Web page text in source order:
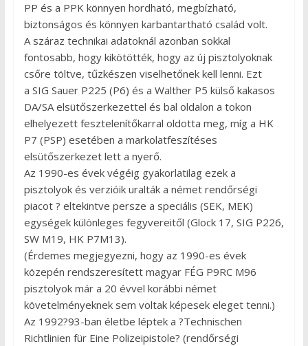
PP és a PPK könnyen hordható, megbízható,
biztonságos és könnyen karbantartható család volt.
A száraz technikai adatoknál azonban sokkal
fontosabb, hogy kikötötték, hogy az új pisztolyoknak
csőre töltve, tűzkészen viselhetőnek kell lenni. Ezt
a SIG Sauer P225 (P6) és a Walther P5 külső kakasos
DA/SA elsütőszerkezettel és bal oldalon a tokon
elhelyezett fesztelenítőkarral oldotta meg, míg a HK
P7 (PSP) esetében a markolatfeszítéses
elsütőszerkezet lett a nyerő.
Az 1990-es évek végéig gyakorlatilag ezek a
pisztolyok és verzióik uralták a német rendőrségi
piacot ? eltekintve persze a speciális (SEK, MEK)
egységek különleges fegyvereitől (Glock 17, SIG P226,
SW M19, HK P7M13).
(Érdemes megjegyezni, hogy az 1990-es évek
közepén rendszeresített magyar FÉG P9RC M96
pisztolyok már a 20 évvel korábbi német
követelményeknek sem voltak képesek eleget tenni.)
Az 1992?93-ban életbe léptek a ?Technischen
Richtlinien für Eine Polizeipistole? (rendőrségi